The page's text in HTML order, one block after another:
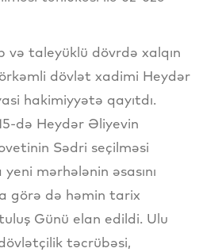
və taleyüklü dövrdə xalqın
dövlət xadimi Heydər
hakimiyyətə qayıtdı.
də Heydər Əliyevin
Sədri seçilməsi
mərhələnin əsasını
görə də həmin tarix
Günü elan edildi. Ulu
təcrübəsi,